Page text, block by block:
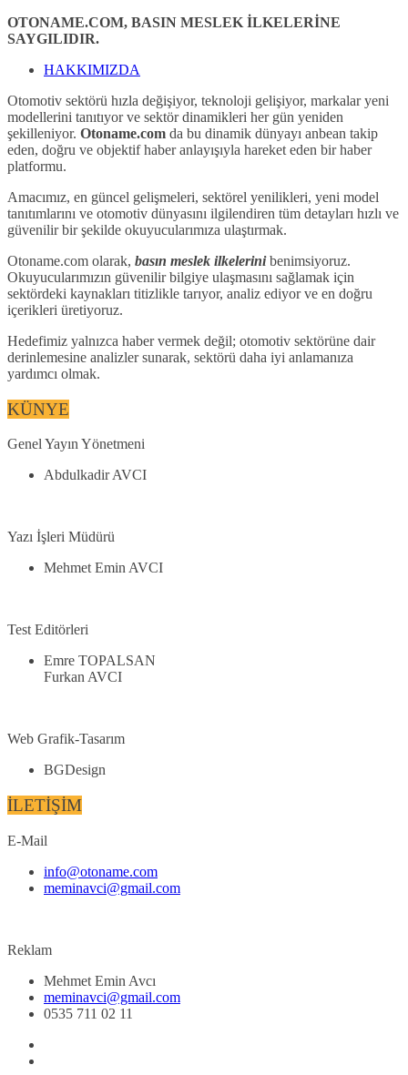
OTONAME.COM, BASIN MESLEK İLKELERİNE
SAYGILIDIR.
HAKKIMIZDA
Otomotiv sektörü hızla değişiyor, teknoloji gelişiyor, markalar yeni
modellerini tanıtıyor ve sektör dinamikleri her gün yeniden
şekilleniyor. Otoname.com da bu dinamik dünyayı anbean takip
eden, doğru ve objektif haber anlayışıyla hareket eden bir haber
platformu.
Amacımız, en güncel gelişmeleri, sektörel yenilikleri, yeni model
tanıtımlarını ve otomotiv dünyasını ilgilendiren tüm detayları hızlı ve
güvenilir bir şekilde okuyucularımıza ulaştırmak.
Otoname.com olarak, basın meslek ilkelerinibenimsiyoruz.
Okuyucularımızın güvenilir bilgiye ulaşmasını sağlamak için
sektördeki kaynakları titizlikle tarıyor, analiz ediyor ve en doğru
içerikleri üretiyoruz.
Hedefimiz yalnızca haber vermek değil; otomotiv sektörüne dair
derinlemesine analizler sunarak, sektörü daha iyi anlamanıza
yardımcı olmak.
KÜNYE
Genel Yayın Yönetmeni
Abdulkadir AVCI
Yazı İşleri Müdürü
Mehmet Emin AVCI
Test Editörleri
Emre TOPALSAN
Furkan AVCI
Web Grafik-Tasarım
BGDesign
İLETİŞİM
E-Mail
info@otoname.com
meminavci@gmail.com
Reklam
Mehmet Emin Avcı
meminavci@gmail.com
0535 711 02 11